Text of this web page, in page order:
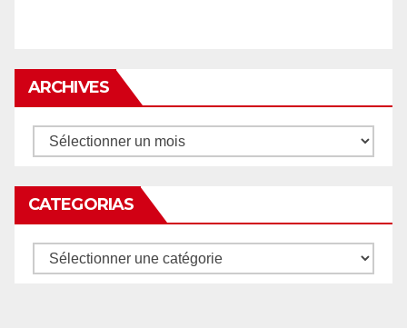
ARCHIVES
Archives
CATEGORIAS
Categorias